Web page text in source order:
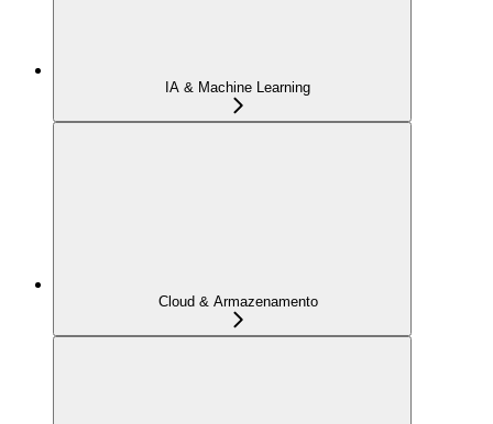
IA & Machine Learning
Cloud & Armazenamento